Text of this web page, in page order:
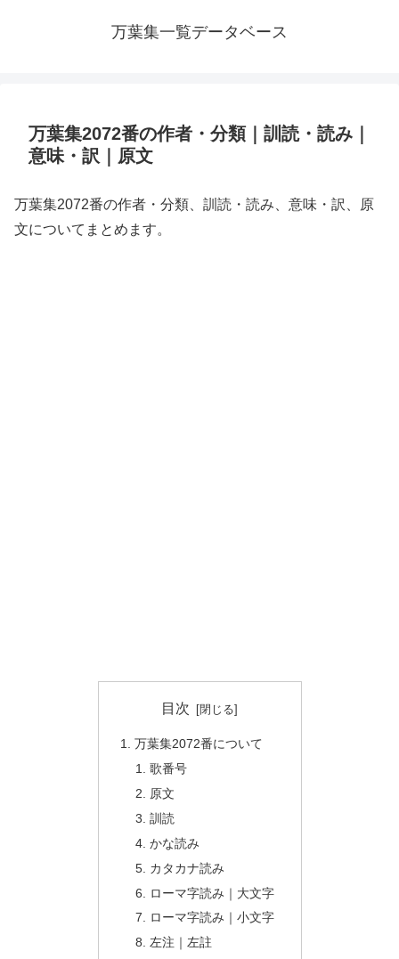
万葉集一覧データベース
万葉集2072番の作者・分類｜訓読・読み｜
意味・訳｜原文
万葉集2072番の作者・分類、訓読・読み、意味・訳、原
文についてまとめます。
目次
万葉集2072番について
歌番号
原文
訓読
かな読み
カタカナ読み
ローマ字読み｜大文字
ローマ字読み｜小文字
左注｜左註